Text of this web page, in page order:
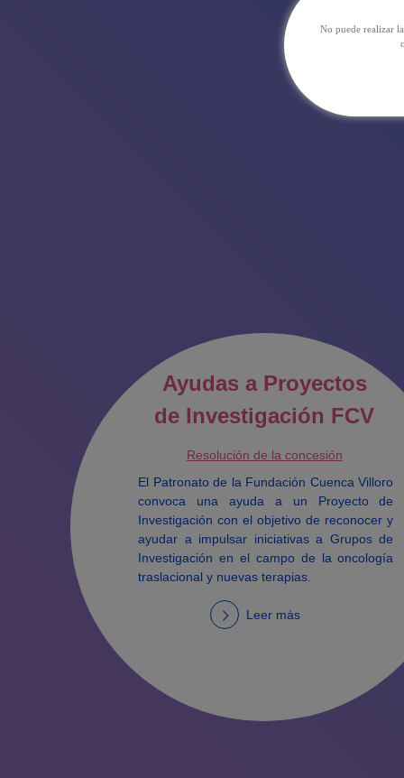
No puede realizar
Ayudas a Proyectos
de Investigación FCV
Resolución de la concesión
El Patronato de la Fundación Cuenca Villoro
convoca una ayuda a un Proyecto de
Investigación con el objetivo de reconocer y
ayudar a impulsar iniciativas a Grupos de
Investigación en el campo de la oncología
traslacional y nuevas terapias.
Leer más